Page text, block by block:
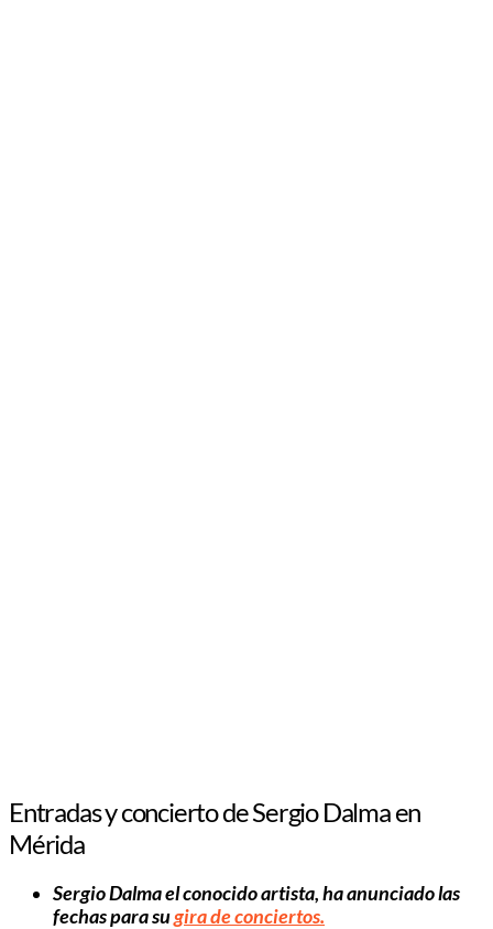
Entradas y concierto de Sergio Dalma en
Mérida
Sergio Dalma el conocido artista, ha anunciado las
fechas para sugira de conciertos.